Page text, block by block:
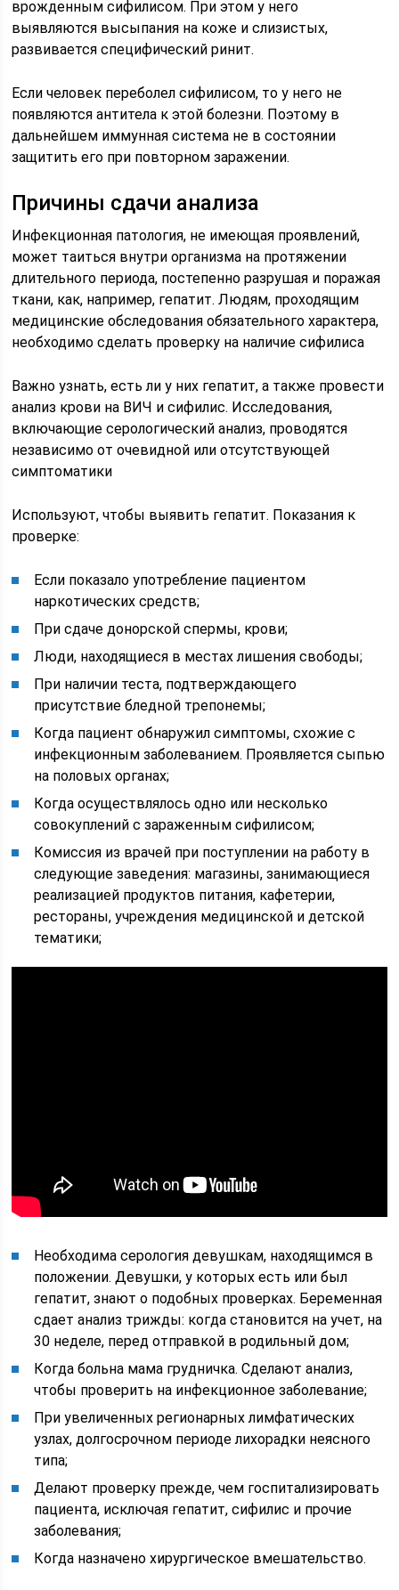
врожденным сифилисом. При этом у него
выявляются высыпания на коже и слизистых,
развивается специфический ринит.
Если человек переболел сифилисом, то у него не
появляются антитела к этой болезни. Поэтому в
дальнейшем иммунная система не в состоянии
защитить его при повторном заражении.
Причины сдачи анализа
Инфекционная патология, не имеющая проявлений,
может таиться внутри организма на протяжении
длительного периода, постепенно разрушая и поражая
ткани, как, например, гепатит. Людям, проходящим
медицинские обследования обязательного характера,
необходимо сделать проверку на наличие сифилиса
Важно узнать, есть ли у них гепатит, а также провести
анализ крови на ВИЧ и сифилис. Исследования,
включающие серологический анализ, проводятся
независимо от очевидной или отсутствующей
симптоматики
Используют, чтобы выявить гепатит. Показания к
проверке:
Если показало употребление пациентом
наркотических средств;
При сдаче донорской спермы, крови;
Люди, находящиеся в местах лишения свободы;
При наличии теста, подтверждающего
присутствие бледной трепонемы;
Когда пациент обнаружил симптомы, схожие с
инфекционным заболеванием. Проявляется сыпью
на половых органах;
Когда осуществлялось одно или несколько
совокуплений с зараженным сифилисом;
Комиссия из врачей при поступлении на работу в
следующие заведения: магазины, занимающиеся
реализацией продуктов питания, кафетерии,
рестораны, учреждения медицинской и детской
тематики;
Необходима серология девушкам, находящимся в
положении. Девушки, у которых есть или был
гепатит, знают о подобных проверках. Беременная
сдает анализ трижды: когда становится на учет, на
30 неделе, перед отправкой в родильный дом;
Когда больна мама грудничка. Сделают анализ,
чтобы проверить на инфекционное заболевание;
При увеличенных регионарных лимфатических
узлах, долгосрочном периоде лихорадки неясного
типа;
Делают проверку прежде, чем госпитализировать
пациента, исключая гепатит, сифилис и прочие
заболевания;
Когда назначено хирургическое вмешательство.